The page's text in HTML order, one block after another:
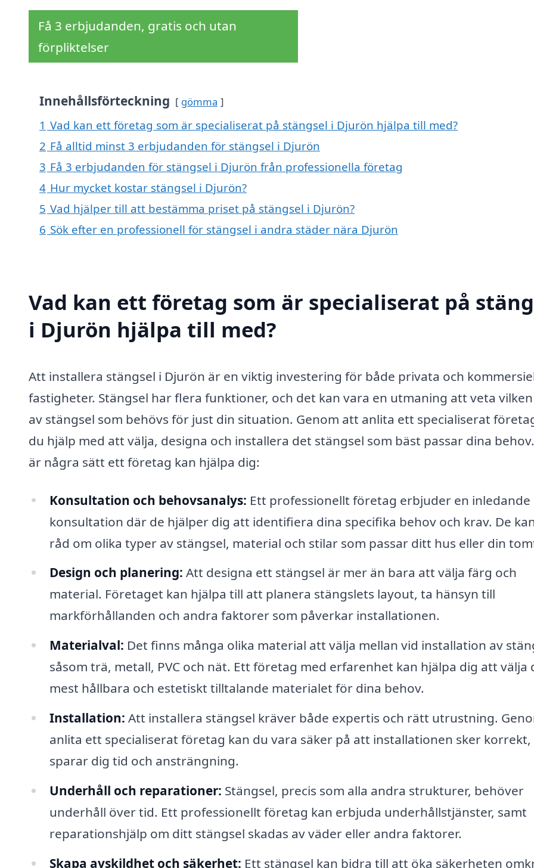
Få 3 erbjudanden, gratis och utan
förpliktelser
Innehållsförteckning gömma
1 Vad kan ett företag som är specialiserat på stängsel i Djurön hjälpa till med?
2 Få alltid minst 3 erbjudanden för stängsel i Djurön
3 Få 3 erbjudanden för stängsel i Djurön från professionella företag
4 Hur mycket kostar stängsel i Djurön?
5 Vad hjälper till att bestämma priset på stängsel i Djurön?
6 Sök efter en professionell för stängsel i andra städer nära Djurön
Vad kan ett företag som är specialiserat på
i Djurön hjälpa till med?
Att installera stängsel i Djurön är en viktig investering för både privata och
fastigheter. Stängsel har flera funktioner, och det kan vara en utmaning att veta
av stängsel som behövs för just din situation. Genom att anlita ett specialiserat
du hjälp med att välja, designa och installera det stängsel som bäst passar dina
är några sätt ett företag kan hjälpa dig:
Konsultation och behovsanalys: Ett professionellt företag erbjuder en inledande
konsultation där de hjälper dig att identifiera dina specifika behov och krav. De
råd om olika typer av stängsel, material och stilar som passar ditt hus eller din
Design och planering: Att designa ett stängsel är mer än bara att välja färg och
material. Företaget kan hjälpa till att planera stängslets layout, ta hänsyn till
markförhållanden och andra faktorer som påverkar installationen.
Materialval: Det finns många olika material att välja mellan vid installation av
såsom trä, metall, PVC och nät. Ett företag med erfarenhet kan hjälpa dig att välja
mest hållbara och estetiskt tilltalande materialet för dina behov.
Installation: Att installera stängsel kräver både expertis och rätt utrustning.
anlita ett specialiserat företag kan du vara säker på att installationen sker korrekt,
sparar dig tid och ansträngning.
Underhåll och reparationer: Stängsel, precis som alla andra strukturer, behöver
underhåll över tid. Ett professionellt företag kan erbjuda underhållstjänster, samt
reparationshjälp om ditt stängsel skadas av väder eller andra faktorer.
Skapa avskildhet och säkerhet: Ett stängsel kan bidra till att öka säkerheten